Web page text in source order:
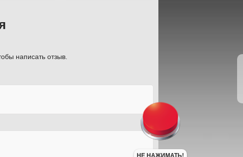
написать отзыв.
НЕ НАЖИМАТЬ!